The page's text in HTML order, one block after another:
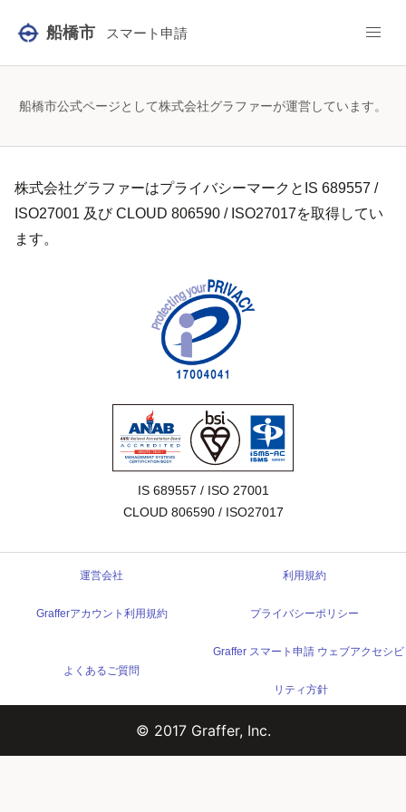
船橋市 スマート申請
船橋市公式ページとして株式会社グラファーが運営しています。
株式会社グラファーはプライバシーマークとIS 689557 /
ISO27001 及び CLOUD 806590 / ISO27017を取得してい
ます。
IS 689557 / ISO 27001
CLOUD 806590 / ISO27017
運営会社 利用規約
Grafferアカウント利用規約 プライバシーポリシー
よくあるご質問
Graffer スマート申請 ウェブアクセシビ
リティ方針
© 2017 Graffer, Inc.